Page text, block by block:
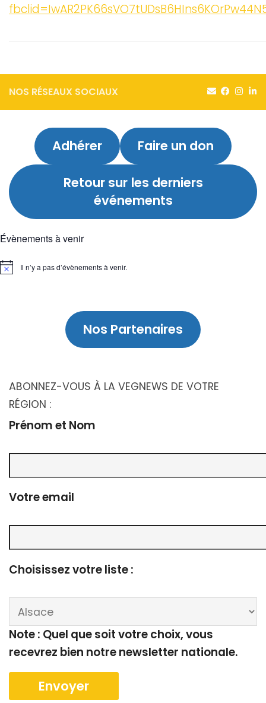
NOS RÉSEAUX SOCIAUX
Adhérer Faire un don
Retour sur les derniers
événements
Évènements à venir
Notice Il n’y a pas d’évènements à venir.
Nos Partenaires
ABONNEZ-VOUS À LA VEGNEWS DE VOTRE
RÉGION :
Prénom et Nom
Votre email
Choisissez votre liste :
Note : Quel que soit votre choix, vous
recevrez bien notre newsletter nationale.